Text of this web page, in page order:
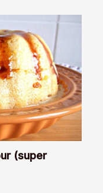
(super